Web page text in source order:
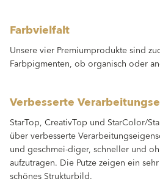
Farbvielfalt
Unsere vier Premiumprodukte sind
Farbpigmenten, ob organisch oder
Verbesserte
StarTop, CreativTop und StarColor/
über verbesserte
und geschmei-diger, schneller und
aufzutragen. Die Putze zeigen ein
schönes Strukturbild.